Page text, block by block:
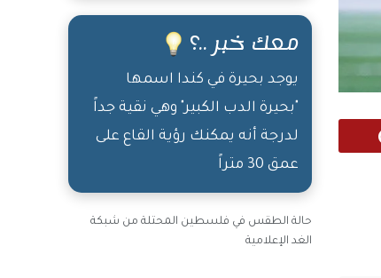
معك خبر ..؟
يوجد بحيرة في كندا اسمها
"بحيرة الدب الكبير" وهي نقية جداً
لدرجة أنه يمكنك رؤية القاع على
عمق 30 متراً
حالة الطقس في فلسطين المحتلة من شبكة
الغد الإعلامية